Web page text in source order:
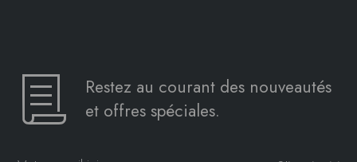
Restez au courant des nouveautés
et offres spéciales.